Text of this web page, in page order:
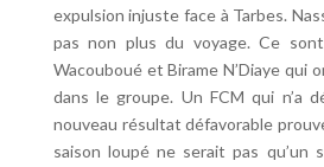
expulsion injuste face à Tarbes.
pas non plus du voyage. Ce
Wacouboué et Birame N’Diaye qui
dans le groupe. Un FCM qui n’a
nouveau résultat défavorable
saison loupé ne serait pas qu’un